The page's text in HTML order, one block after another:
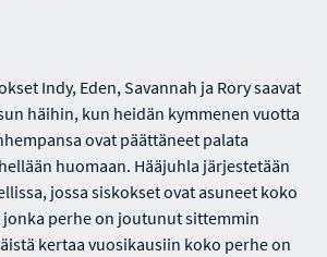
Indy, Eden, Savannah ja Rory saavat
häihin, kun heidän kymmenen vuotta
ovat päättäneet palata
huomaan. Hääjuhla järjestetään
jossa siskokset ovat asuneet koko
perhe on joutunut sittemmin
kertaa vuosikausiin koko perhe on